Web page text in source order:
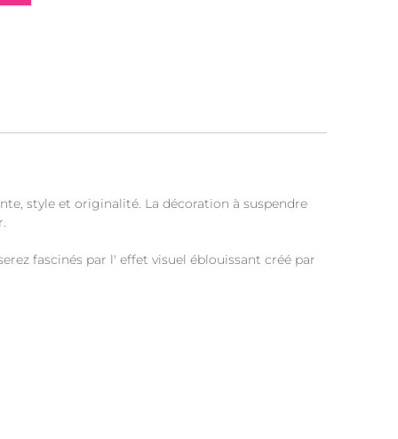
style et originalité. La décoration à suspendre
fascinés par l' effet visuel éblouissant créé par